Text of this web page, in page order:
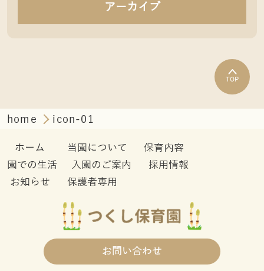
アーカイブ
TOP
home icon-01
ホーム 当園について
保育内容
園での生活
入園のご案内
採用情報
お知らせ
保護者専用
お問い合わせ